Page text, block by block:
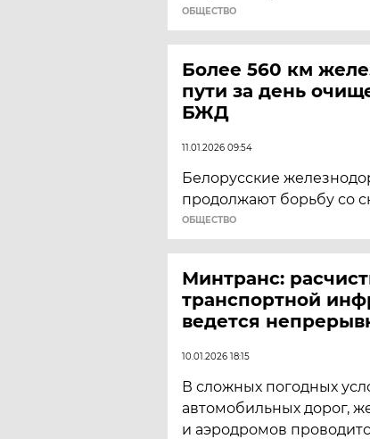
ОБЩЕСТВО
Более 560 км
пути за день
БЖД
11.01.2026 09:54
Белорусские
продолжают борьбу со
ОБЩЕСТВО
Минтранс:
транспортной
ведется
10.01.2026 18:15
В сложных погодных
автомобильных дорог,
и аэродромов